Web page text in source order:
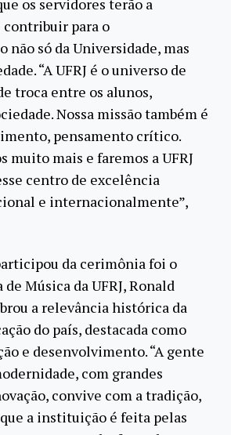
os servidores terão a
para o
não só da Universidade, mas
“A UFRJ é o universo de
troca entre os alunos,
Nossa missão também é
pensamento crítico.
muito mais e faremos a UFRJ
centro de excelência
e internacionalmente”,
da cerimônia foi o
Música da UFRJ, Ronald
a relevância histórica da
do país, destacada como
e desenvolvimento. “A gente
com grandes
convive com a tradição,
a instituição é feita pelas